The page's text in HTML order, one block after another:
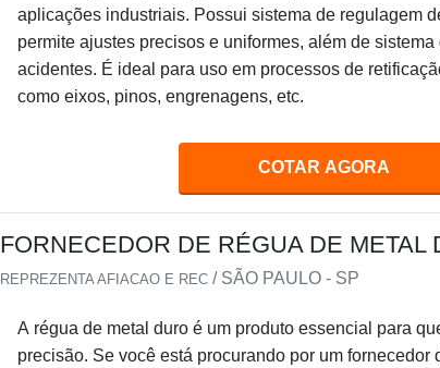
aplicações industriais. Possui sistema de regulagem
permite ajustes precisos e uniformes, além de
acidentes. É ideal para uso em processos de
como eixos, pinos, engrenagens, etc.
COTAR AGORA
FORNECEDOR DE RÉGUA DE METAL
REPREZENTA AFIACAO E REC / SÃO PAULO - SP
A régua de metal duro é um produto essencial para
precisão. Se você está procurando por um fornecedor